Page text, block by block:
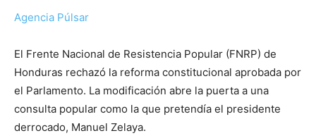
Agencia Púlsar
El Frente Nacional de Resistencia Popular (FNRP) de
Honduras rechazó la reforma constitucional aprobada por
el Parlamento. La modificación abre la puerta a una
consulta popular como la que pretendía el presidente
derrocado, Manuel Zelaya.